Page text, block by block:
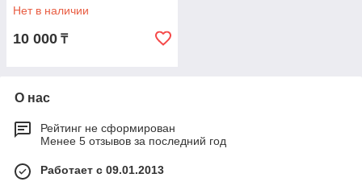
Нет в наличии
10 000 ₸
О нас
Рейтинг не сформирован
Менее 5 отзывов за последний год
Работает с 09.01.2013